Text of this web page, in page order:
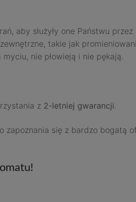
aby służyły one Państwu
takie jak
nie płowieją i nie pękają.
z 2-letniej gwarancji.
zapoznania się z bardzo bogatą